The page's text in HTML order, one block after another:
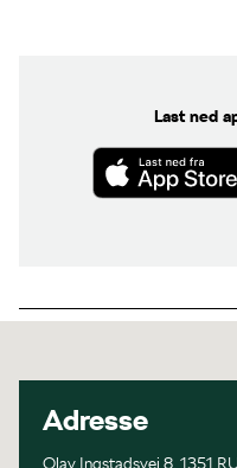
Last ned
Adresse
Olav Ingstadsvei 8, 1351